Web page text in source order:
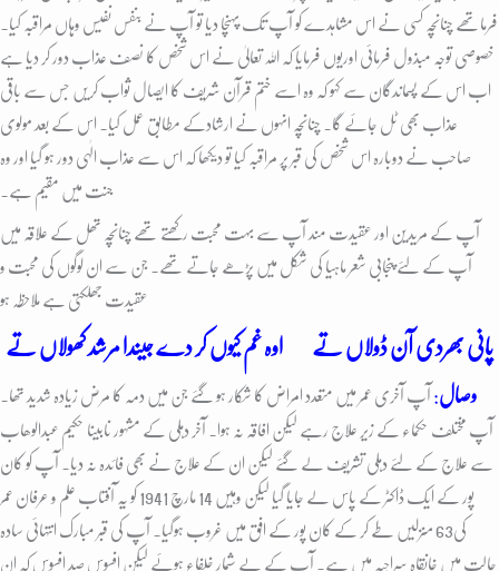
فرماتھے چنانچہ کسی نے اس مشاہدے کو آپ تک پہنچا دیا تو آپ نے بنفس نفیس وہاں مراقبہ کیا۔
خصوصی توجہ مبذول فرمائی اوریوں فرمایا کہ اللہ تعالیٰ نے اس شخص کا نصف عذاب دور کر دیا ہے
اب اس کے پسماندگان سے کہو کہ وہ اسے ختم قرآن شریف کا ایصال ثواب کریں جس سے باقی
عذاب بھی ٹل جائے گا۔ چنانچہ انہوں نے ارشادکے مطابق عمل کیا۔ اس کے بعد مولوی
صاحب نے دوبارہ اس شخص کی قبر پر مراقبہ کیا تو دیکھا کہ اس سے عذاب الٰہی دور ہو گیا اور وہ
جنت میں مقیم ہے۔
آپ کے مریدین اور عقیدت مند آپ سے بہت محبت رکھتے تھے چنانچہ تھل کے علاقہ میں
آپ کے لئے پنجابی شعر ماہیا کی شکل میں پڑھے جاتے تھے۔ جن سے ان لوگوں کی محبت و
عقیدت جھلکتی ہے ملاحظہ ہو
پانی بھردی آن ڈولاں تے اوہ غم کیوں کر دے جیندا مرشد کھولاں تے
وصال: آپ آخری عمر میں متعدد امراض کا شکار ہو گئے جن میں دمہ کا مرض زیادہ شدید تھا۔
آپ مختلف حکماء کے زیر علاج رہے لیکن افاقہ نہ ہوا۔ آخر دہلی کے مشہور نابینا حکیم عبدالوھاب
سے علاج کے لئے دہلی تشریف لے گئے لیکن ان کے علاج نے بھی فائدہ نہ دیا۔ آپ کو کان
پور کے ایک ڈاکٹر کے پاس لے جایا گیا لیکن وہیں 14 مارچ 1941 کو یہ آفتاب علم و عرفان عمر
کی63 منزلیں طے کر کے کان پور کے افق میں غروب ہوگیا۔ آپ کی قبر مبارک انتہائی سادہ
حالت میں خانقاہ سراجیہ میں ہے۔ آپ کے بے شمار خلفاء ہوئے لیکن افسوس صد افسوس کہ ان